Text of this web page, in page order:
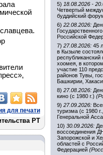
для печати
РТ
5) 18.08.2026 -
Четвертый
буддийский
6) 22.08.2026:
Российской
7) 27.08.2026: 45
в Кызыле
республиканский
хоомея, в
участие 110
районов Тувы,
Башкирии,
8) 27.08.2026:
кино (с 1980 г.)
9) 27.09.2026:
туризма (с 1980
Генеральной
10) 30.09.2026:
воссоединения
Запорожской и
областей с
Федерацией